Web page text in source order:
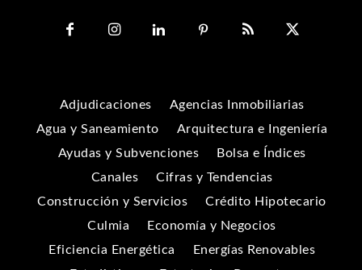
Adjudicaciones
Agencias Inmobiliarias
Agua y Saneamiento
Arquitectura e Ingeniería
Ayudas y Subvenciones
Bolsa e Índices
Canales
Cifras y Tendencias
Construcción y Servicios
Crédito Hipotecario
Culmia
Economía y Negocios
Eficiencia Energética
Energías Renovables